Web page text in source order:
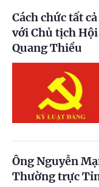
Cách chức tất
với Chủ tịch
Quang Thiều
Ông Nguyễn
Thường trực